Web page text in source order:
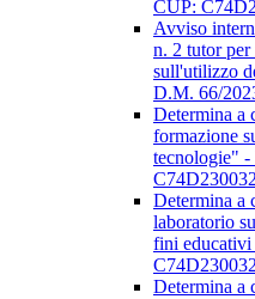
CUP:
Avviso
n. 2 tutor
sull'utilizzo
D.M. 66/
Determina a
formazione
tecnologie"
Determina a
laboratorio
fini educativi
Determina a